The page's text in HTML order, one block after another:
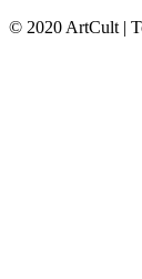
© 2020 ArtCult |